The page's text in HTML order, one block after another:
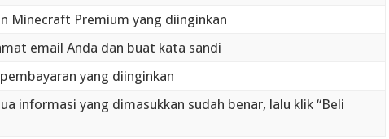
Minecraft Premium yang diinginkan
email Anda dan buat kata sandi
yang diinginkan
informasi yang dimasukkan sudah benar, lalu klik “Beli